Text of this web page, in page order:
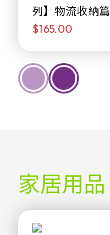
列】物流收納篇
$165.00
家居用品